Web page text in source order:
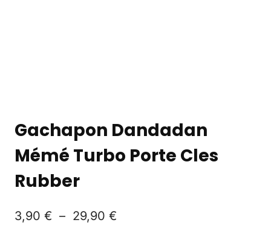
Gachapon Dandadan
Mémé Turbo Porte Cles
Rubber
3,90 € – 29,90 €